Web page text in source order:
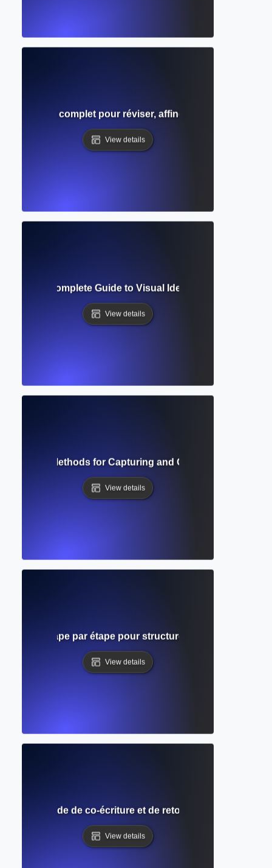
? Guide complet pour réviser, affiner et perfectionner
View details
Complete Guide to Visual Idea Organization for
View details
Effective Methods for Capturing and Organizing
View details
? Guide étape par étape pour structurer votre écriture
View details
pairs ? Guide de co-écriture et de retour d'information
View details